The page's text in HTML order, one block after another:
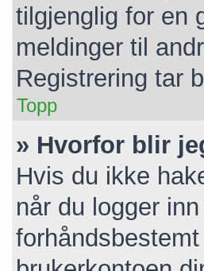
tilgjenglig for en
meldinger til
Registrering tar
Topp
» Hvorfor blir
Hvis du ikke
når du logger